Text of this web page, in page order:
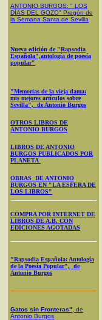
ANTONIO BURGOS: " LOS
DÍAS DEL GOZO" Pregón de
la Semana Santa de Sevilla
Nueva edición de "Rapsodia
Española",antología de poesía
popular"
"Memorias de la vieja dama:
mis mejores artículos sobre
Sevilla", de Antonio Burgos
OTROS LIBROS DE
ANTONIO BURGOS
LIBROS DE ANTONIO
BURGOS PUBLICADOS POR
PLANETA
OBRAS DE ANTONIO
BURGOS EN "LA ESFERA DE
LOS LIBROS"
COMPRA POR INTERNET DE
LIBROS DE A.B. CON
EDICIONES AGOTADAS
"Rapsodia Española: Antología
de la Poesía Popular", de
Antonio Burgos
Gatos sin Fronteras" , de
Antonio Burgos